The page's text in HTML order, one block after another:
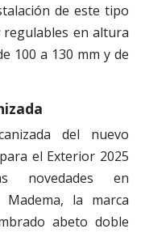
de este tipo
regulables en altura
100 a 130 mm y de
del nuevo
el Exterior 2025
novedades en
la marca
abeto doble